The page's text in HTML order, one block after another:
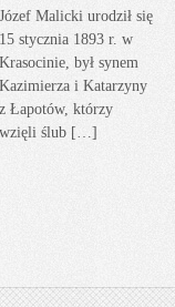
Józef Malicki urodził się
15 stycznia 1893 r. w
Krasocinie, był synem
Kazimierza i Katarzyny
z Łapotów, którzy
wzięli ślub […]